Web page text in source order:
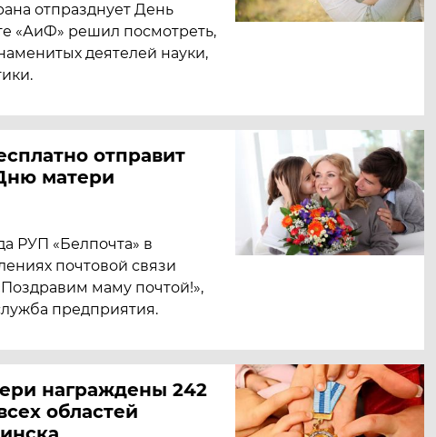
отпразднует День
«АиФ» решил посмотреть,
деятелей науки,
отправит
матери
РУП «Белпочта» в
почтовой связи
маму почтой!»,
предприятия.
награждены 242
областей